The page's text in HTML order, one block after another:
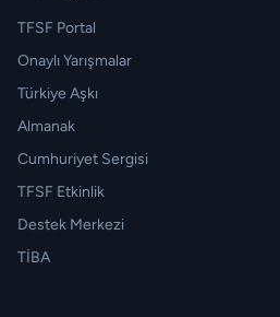
TFSF Portal
Onaylı Yarışmalar
Türkiye Aşkı
Almanak
Cumhuriyet Sergisi
TFSF Etkinlik
Destek Merkezi
TİBA